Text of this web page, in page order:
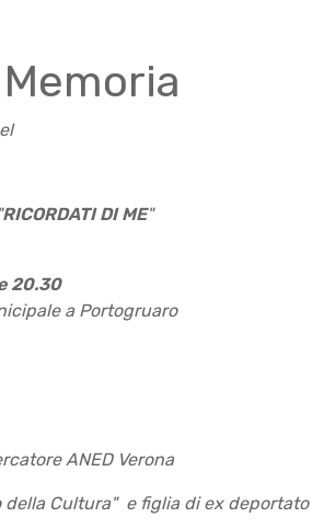
RICORDATI DI ME"
20.30
a Portogruaro
ANED Verona
della Cultura" e figlia di ex deportato